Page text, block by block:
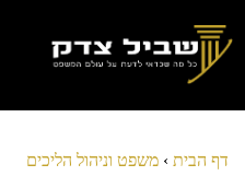
לתוכן
דף הבית › משפט וניהול הליכים